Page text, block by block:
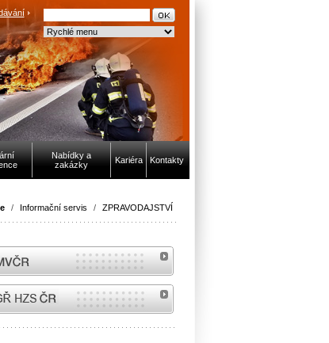
Nabídky a
zakázky
Kariéra Kontakty
/ Informační servis / ZPRAVODAJSTVÍ
stránky Hasiči ČR